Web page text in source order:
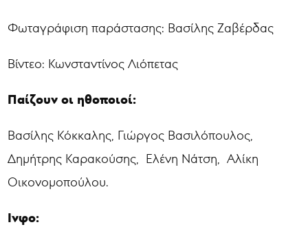
Φωταγράφιση παράστασης: Βασίλης Ζαβέρδας
Βίντεο: Κωνσταντίνος Λιόπετας
Παίζουν οι ηθοποιοί:
Βασίλης Κόκκαλης, Γιώργος Βασιλόπουλος,
Δημήτρης Καρακούσης, Ελένη Νάτση, Αλίκη
Οικονομοπούλου.
Ινφο: